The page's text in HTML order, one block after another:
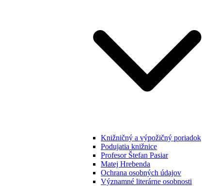
Knižničný a výpožičný poriadok
Podujatia knižnice
Profesor Štefan Pasiar
Matej Hrebenda
Ochrana osobných údajov
Významné literárne osobnosti